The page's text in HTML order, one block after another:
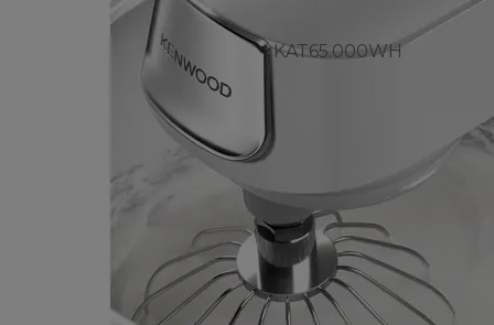
KAT65.000WH